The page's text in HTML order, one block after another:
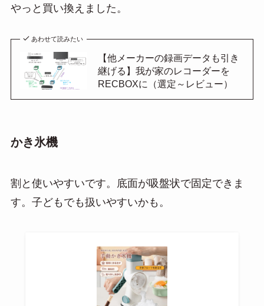
やっと買い換えました。
あわせて読みたい
【他メーカーの録画データも引き
継げる】我が家のレコーダーを
RECBOXに（選定～レビュー）
かき氷機
割と使いやすいです。底面が吸盤状で固定できま
す。子どもでも扱いやすいかも。